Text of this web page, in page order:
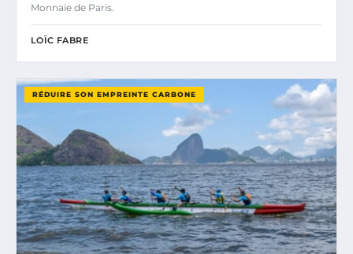
Monnaie de Paris.
LOÏC FABRE
RÉDUIRE SON EMPREINTE CARBONE